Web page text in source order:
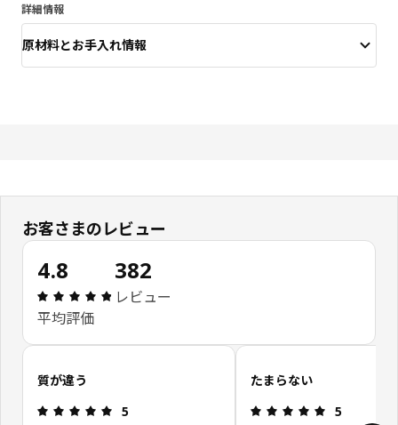
詳細情報
原材料とお手入れ情報
お客さまのレビュー
4.8
レビュー: 4.8 5 星の数 総レビュー: 382
平均評価
382
レビュー
お客さまレビューをスキップ
質が違う
レビュー: 5 5 星の数
5
たまらない
レビュー: 5
5